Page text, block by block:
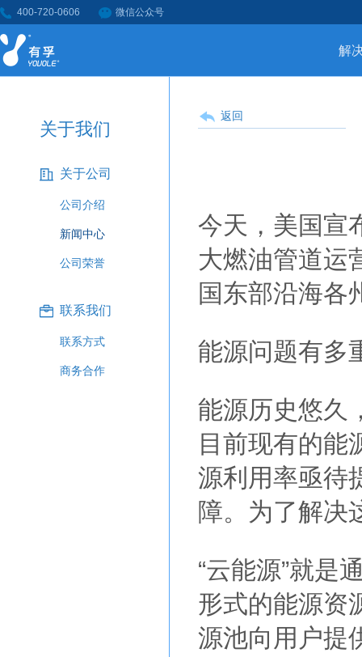
400-720-0606 微信公众号
解
关于我们
关于公司
公司介绍
新闻中心
公司荣誉
联系我们
联系方式
商务合作
返回
今天，美国宣
大燃油管道运
国东部沿海各
能源问题有多
能源历史悠久
目前现有的能
源利用率亟待
障。为了解决
“云能源”就是
形式的能源资
源池向用户提